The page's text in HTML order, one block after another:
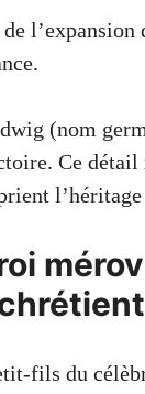
(nom
Ce détail
fils du